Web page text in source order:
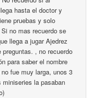
hasta el doctor y
pruebas y solo
no mas recuerdo se
llega a jugar Ajedrez
, no recuerdo
para saber el nombre
fue muy larga, unos 3
la pasaban